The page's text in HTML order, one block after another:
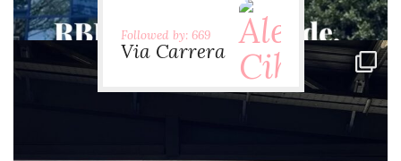
Followed by: 669
Via Carrera